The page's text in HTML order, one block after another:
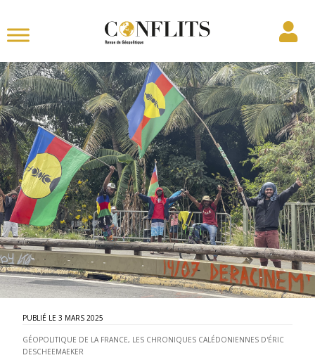
3 MARS 2025
GÉOPOLITIQUE DE LA FRANCE, LES CHRONIQUES CALÉDONIENNES D'ÉRIC
DESCHEEMAEKER